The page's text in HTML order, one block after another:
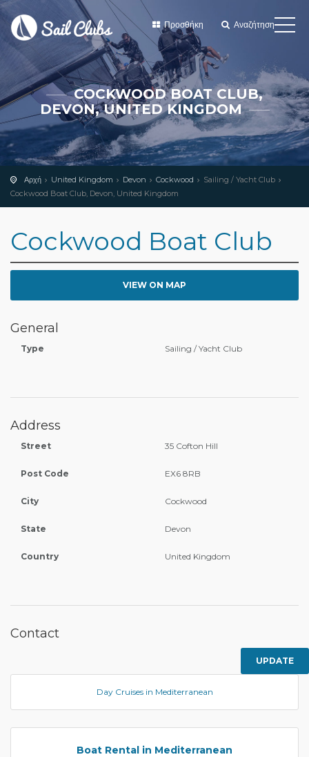
Προσθήκη Αναζήτηση
COCKWOOD BOAT CLUB,
DEVON, UNITED KINGDOM
Αρχή United Kingdom Devon Cockwood
Sailing / Yacht Club
Cockwood Boat Club, Devon, United Kingdom
Cockwood Boat Club
VIEW ON MAP
General
Type Sailing / Yacht Club
Address
Street 35 Cofton Hill
Post Code EX6 8RB
City Cockwood
State Devon
Country United Kingdom
Contact
UPDATE
Day Cruises in Mediterranean
Boat Rental in Mediterranean